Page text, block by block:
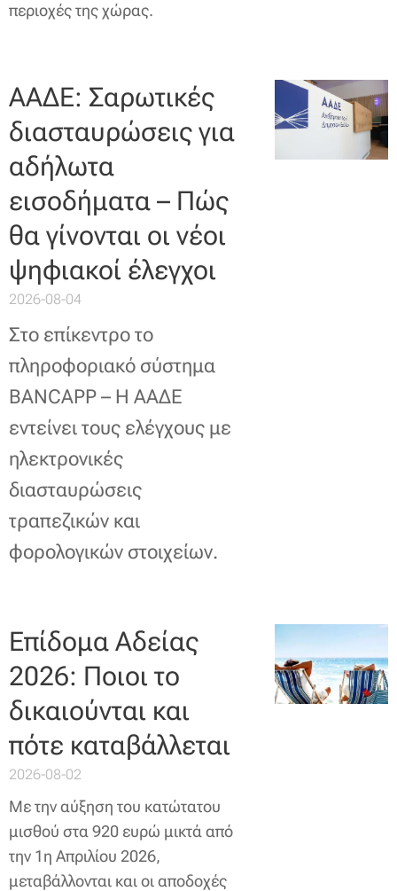
περιοχές της χώρας.
ΑΑΔΕ: Σαρωτικές
διασταυρώσεις για
αδήλωτα
εισοδήματα – Πώς
θα γίνονται οι νέοι
ψηφιακοί έλεγχοι
2026-08-04
Στο επίκεντρο το
πληροφοριακό σύστημα
BANCAPP – Η ΑΑΔΕ
εντείνει τους ελέγχους με
ηλεκτρονικές
διασταυρώσεις
τραπεζικών και
φορολογικών στοιχείων.
Επίδομα Αδείας
2026: Ποιοι το
δικαιούνται και
πότε καταβάλλεται
2026-08-02
Με την αύξηση του κατώτατου
μισθού στα 920 ευρώ μικτά από
την 1η Απριλίου 2026,
μεταβάλλονται και οι αποδοχές